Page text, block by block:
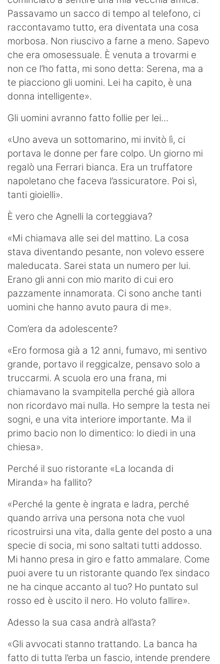
Passavamo un sacco di tempo al telefono, ci
raccontavamo tutto, era diventata una cosa
morbosa. Non riuscivo a farne a meno. Sapevo
che era omosessuale. È venuta a trovarmi e
non ce l’ho fatta, mi sono detta: Serena, ma a
te piacciono gli uomini. Lei ha capito, è una
donna intelligente».
Gli uomini avranno fatto follie per lei...
«Uno aveva un sottomarino, mi invitò lì, ci
portava le donne per fare colpo. Un giorno mi
regalò una Ferrari bianca. Era un truffatore
napoletano che faceva l’assicuratore. Poi sì,
tanti gioielli».
È vero che Agnelli la corteggiava?
«Mi chiamava alle sei del mattino. La cosa
stava diventando pesante, non volevo essere
maleducata. Sarei stata un numero per lui.
Erano gli anni con mio marito di cui ero
pazzamente innamorata. Ci sono anche tanti
uomini che hanno avuto paura di me».
Com’era da adolescente?
«Ero formosa già a 12 anni, fumavo, mi sentivo
grande, portavo il reggicalze, pensavo solo a
truccarmi. A scuola ero una frana, mi
chiamavano la svampitella perché già allora
non ricordavo mai nulla. Ho sempre la testa nei
sogni, e una vita interiore importante. Ma il
primo bacio non lo dimentico: lo diedi in una
chiesa».
Perché il suo ristorante «La locanda di
Miranda» ha fallito?
«Perché la gente è ingrata e ladra, perché
quando arriva una persona nota che vuol
ricostruirsi una vita, dalla gente del posto a una
specie di socia, mi sono saltati tutti addosso.
Mi hanno presa in giro e fatto ammalare. Come
puoi avere tu un ristorante quando l’ex sindaco
ne ha cinque accanto al tuo? Ho puntato sul
rosso ed è uscito il nero. Ho voluto fallire».
Adesso la sua casa andrà all’asta?
«Gli avvocati stanno trattando. La banca ha
fatto di tutta l’erba un fascio, intende prendere